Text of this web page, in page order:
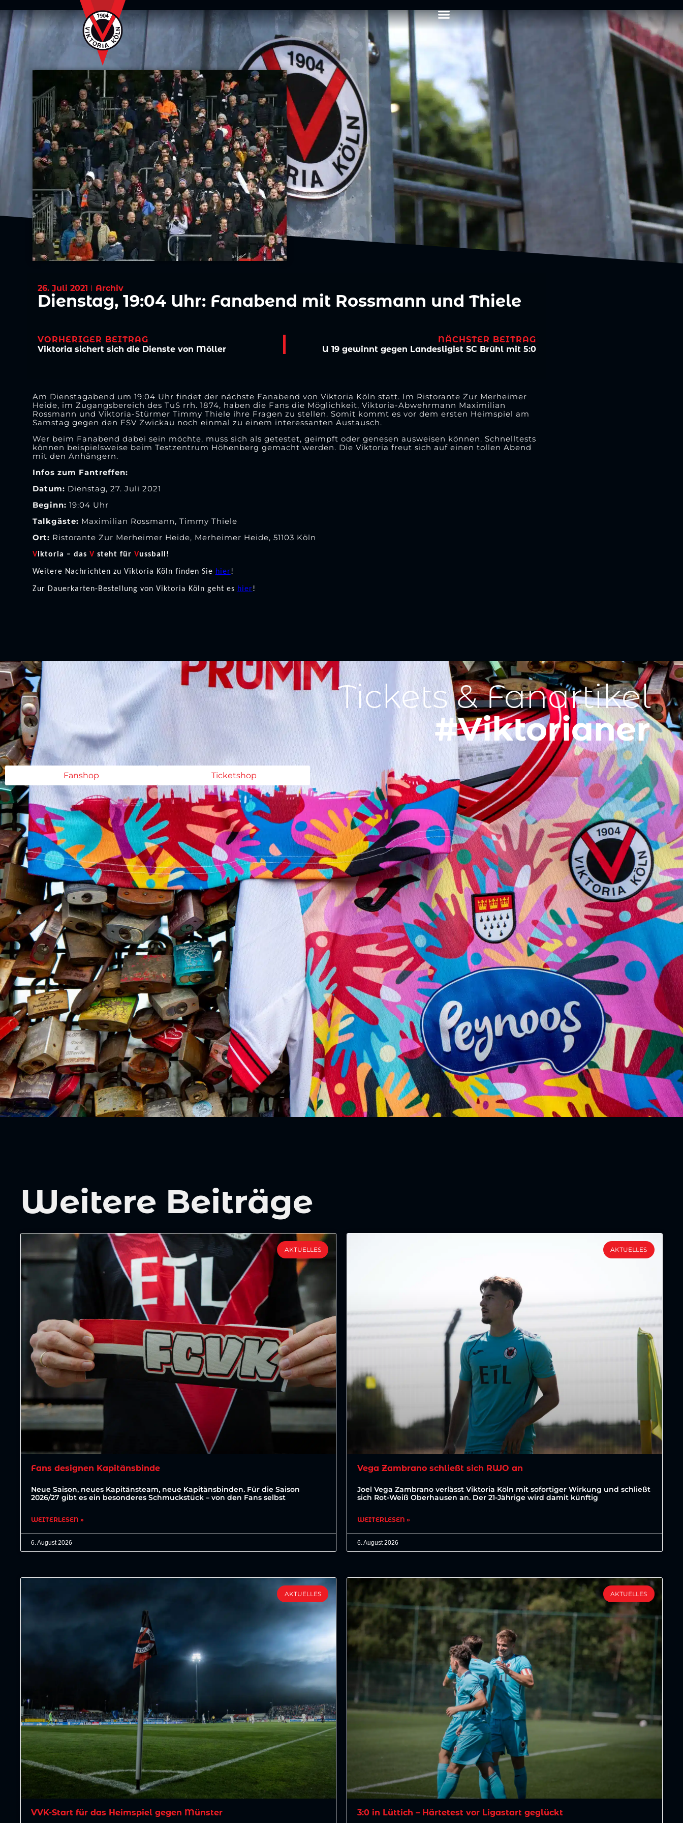
26. Juli 2021 Archiv
Dienstag, 19:04 Uhr: Fanabend mit Rossmann und Thiele
VORHERIGER BEITRAG
Viktoria sichert sich die Dienste von Möller
NÄCHSTER BEITRAG
U 19 gewinnt gegen Landesligist SC Brühl mit 5:0
Am Dienstagabend um 19:04 Uhr findet der nächste Fanabend von Viktoria Köln statt. Im Ristorante Zur Merheimer
Heide, im Zugangsbereich des TuS rrh. 1874, haben die Fans die Möglichkeit, Viktoria-Abwehrmann Maximilian
Rossmann und Viktoria-Stürmer Timmy Thiele ihre Fragen zu stellen. Somit kommt es vor dem ersten Heimspiel am
Samstag gegen den FSV Zwickau noch einmal zu einem interessanten Austausch.
Wer beim Fanabend dabei sein möchte, muss sich als getestet, geimpft oder genesen ausweisen können. Schnelltests
können beispielsweise beim Testzentrum Höhenberg gemacht werden. Die Viktoria freut sich auf einen tollen Abend
mit den Anhängern.
Infos zum Fantreffen:
Datum: Dienstag, 27. Juli 2021
Beginn: 19:04 Uhr
Talkgäste: Maximilian Rossmann, Timmy Thiele
Ort: Ristorante Zur Merheimer Heide, Merheimer Heide, 51103 Köln
Viktoria – das V steht für Vussball!
Weitere Nachrichten zu Viktoria Köln finden Sie hier!
Zur Dauerkarten-Bestellung von Viktoria Köln geht es hier!
Tickets & Fanartikel
#Viktorianer
Fanshop Ticketshop
Weitere Beiträge
AKTUELLES
Fans designen Kapitänsbinde
Neue Saison, neues Kapitänsteam, neue Kapitänsbinden. Für die Saison
2026/27 gibt es ein besonderes Schmuckstück – von den Fans selbst
WEITERLESEN »
6. August 2026
AKTUELLES
Vega Zambrano schließt sich RWO an
Joel Vega Zambrano verlässt Viktoria Köln mit sofortiger Wirkung und schließt
sich Rot-Weiß Oberhausen an. Der 21-Jährige wird damit künftig
WEITERLESEN »
6. August 2026
AKTUELLES
VVK-Start für das Heimspiel gegen Münster
AKTUELLES
3:0 in Lüttich – Härtetest vor Ligastart geglückt